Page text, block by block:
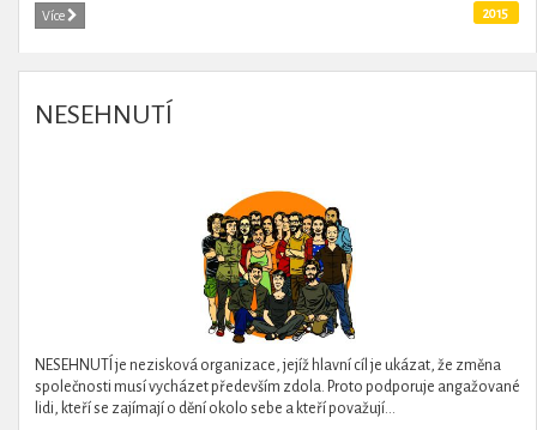
Více 2015
NESEHNUTÍ
NESEHNUTÍ je nezisková organizace, jejíž hlavní cíl je ukázat, že změna
společnosti musí vycházet především zdola. Proto podporuje angažované
lidi, kteří se zajímají o dění okolo sebe a kteří považují...